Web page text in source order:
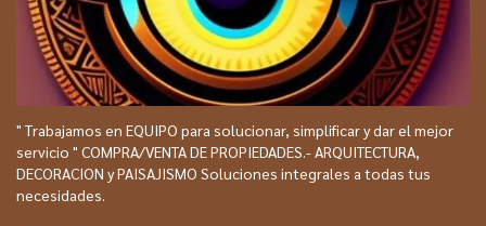
" Trabajamos en EQUIPO para solucionar, simplificar y dar el mejor
servicio " COMPRA/VENTA DE PROPIEDADES.- ARQUITECTURA,
DECORACION y PAISAJISMO Soluciones integrales a todas tus
necesidades.